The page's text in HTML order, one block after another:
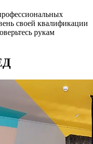
своей квалификации
рукам